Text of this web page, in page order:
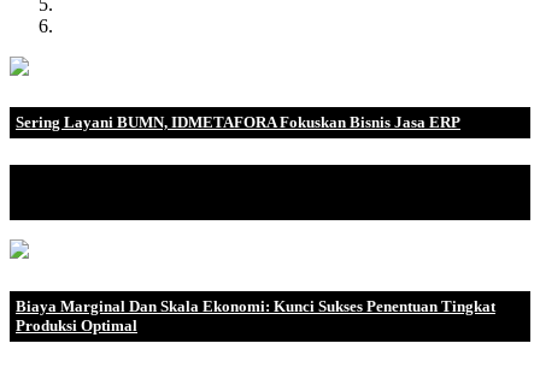
Sering Layani BUMN, IDMETAFORA Fokuskan Bisnis Jasa ERP
Biaya Marginal Dan Skala Ekonomi: Kunci Sukses Penentuan Tingkat
Produksi Optimal